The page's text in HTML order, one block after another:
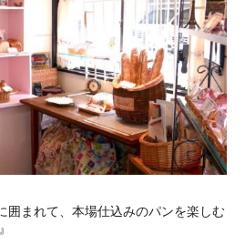
囲まれて、本場仕込みのパンを楽しむ